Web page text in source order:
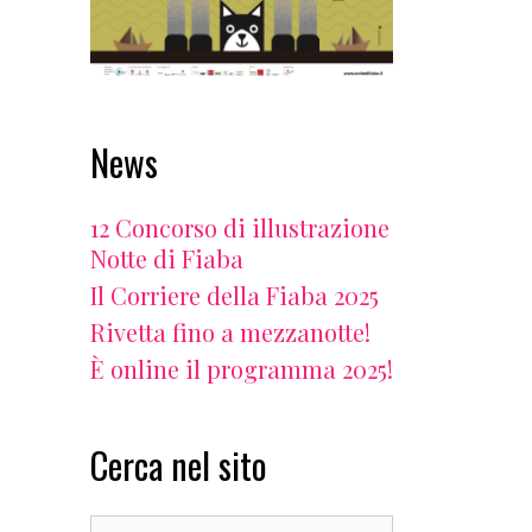
News
12 Concorso di illustrazione
Notte di Fiaba
Il Corriere della Fiaba 2025
Rivetta fino a mezzanotte!
È online il programma 2025!
Cerca nel sito